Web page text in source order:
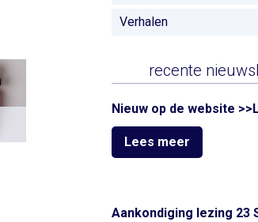
Verhalen
recente
Nieuw op de website
Lees meer
Aankondiging lezing 23